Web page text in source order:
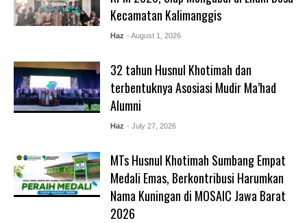
Kecamatan Kalimanggis
Haz - August 1, 2026
32 tahun Husnul Khotimah dan
terbentuknya Asosiasi Mudir Ma’had
Alumni
Haz - July 27, 2026
MTs Husnul Khotimah Sumbang Empat
Medali Emas, Berkontribusi Harumkan
Nama Kuningan di MOSAIC Jawa Barat
2026